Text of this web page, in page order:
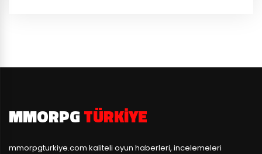
MMORPGTÜRKIYE
mmorpgturkiye.com kaliteli oyun haberleri, incelemeleri